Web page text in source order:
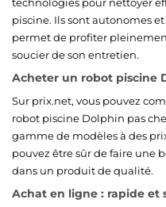
piscine. Ils sont autonomes
permet de profiter
soucier de son entretien.
Acheter un robot piscine
Sur prix.net, vous pouvez
robot piscine Dolphin pas
gamme de modèles à des
pouvez être sûr de faire une
dans un produit de qualité.
Achat en ligne : rapide et